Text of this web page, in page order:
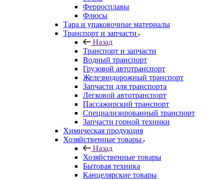
Ферросплавы
Флюсы
Тара и упаковочные материалы
Транспорт и запчасти
Назад
Транспорт и запчасти
Водный транспорт
Грузовой автотранспорт
Железнодорожный транспорт
Запчасти для транспорта
Легковой автотранспорт
Пассажирский транспорт
Специализированный транспорт
Запчасти горной техники
Химическая продукция
Хозяйственные товары
Назад
Хозяйственные товары
Бытовая техника
Канцелярские товары